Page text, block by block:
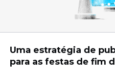
Uma estratégia de
para as festas de fim